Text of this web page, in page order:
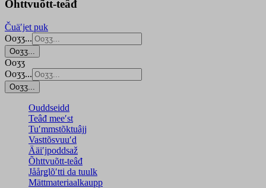
Õhttvuõtt-teâđ
Čuäʹjet puk
Ooʒʒ...
Ooʒʒ...
Ooʒʒ
Ooʒʒ...
Ooʒʒ...
Ouddseidd
Teâđ meeʹst
Tuʹmmstõktuâjj
Vasttõsvuuʹd
Ääiʹjpoddsaž
Õhttvuõtt-teâđ
Jåårǥlõʹtti da tuulk
Mättmateriaalkaupp